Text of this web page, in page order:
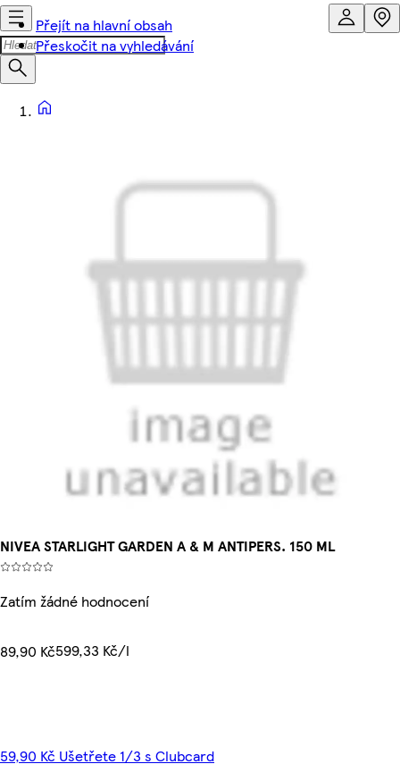
Přejít na hlavní obsah
Přeskočit na vyhledávání
NIVEA STARLIGHT GARDEN A & M ANTIPERS. 150 ML
Zatím žádné hodnocení
89,90 Kč599,33 Kč/l
59,90 Kč Ušetřete 1/3 s Clubcard